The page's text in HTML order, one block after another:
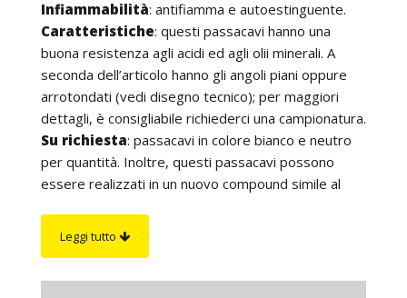
Infiammabilità: antifiamma e autoestinguente.
Caratteristiche: questi passacavi hanno una
buona resistenza agli acidi ed agli olii minerali. A
seconda dell’articolo hanno gli angoli piani oppure
arrotondati (vedi disegno tecnico); per maggiori
dettagli, è consigliabile richiederci una campionatura.
Su richiesta: passacavi in colore bianco e neutro
per quantità. Inoltre, questi passacavi possono
essere realizzati in un nuovo compound simile al
Leggi tutto